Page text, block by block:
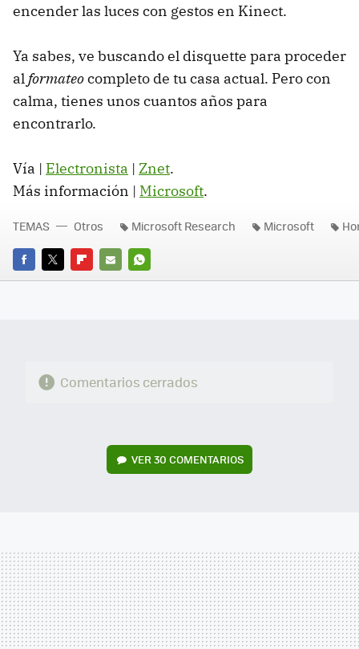
encender las luces con gestos en Kinect.
Ya sabes, ve buscando el disquette para proceder
alformateocompleto de tu casa actual. Pero con
calma, tienes unos cuantos años para
encontrarlo.
Vía | Electronista | Znet.
Más información | Microsoft.
FACEBOOK
TWITTERFLIPBOARD
E-
WHATSAPP
TEMAS Otros Microsoft Research Microsoft
Comentarios cerrados
VER30 COMENTARIOS